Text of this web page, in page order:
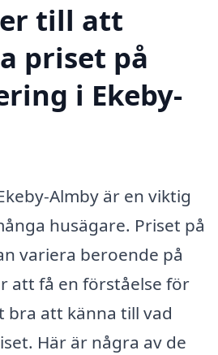
till att
priset på
i Ekeby-
Almby är en viktig
husägare. Priset på
variera beroende på
att få en förståelse för
bra att känna till vad
Här är några av de